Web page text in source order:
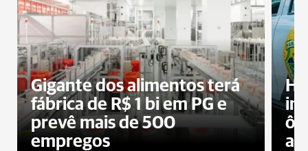
Gigante dos alimentos terá
fábrica de R$ 1 bi em PG e
prevê mais de 500
empregos